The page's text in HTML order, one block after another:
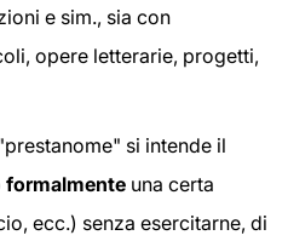
e sim., sia con
opere letterarie, progetti,
si intende il
formalmente una certa
ecc.) senza esercitarne, di